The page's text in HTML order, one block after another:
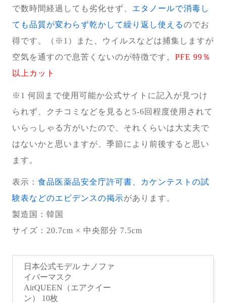
で数時間経過しても劣化せず、 エタノールで消毒し
ても品質が変わらず乾かして繰り返し使えるのでお
得です。（※1）また、ウイルスなどは捕集しますが
空気を通すので息苦くないのが特徴です。 PFE 99％
以上カット
※1 何回まで使用可能か公式サイトに記入が見つけ
られず、クチコミなどを見ると5-6回程度使用されて
いらっしゃる方がいたので、それくらいは大丈夫で
はないかと思いますが、季節により前後すると思い
ます。
表示： 食品医薬品安全庁許可書、カケンテストの試
験表などのエビデンスの掲示があります。
製造国
：韓国
サイズ：20.7cm × 中央部分 7.5cm
日本公式モデル ナノファ
イバーマスク
AirQUEEN（エアクイー
ン） 10枚